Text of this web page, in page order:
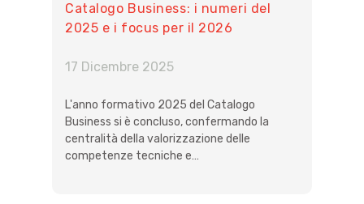
Catalogo Business: i numeri del
2025 e i focus per il 2026
17 Dicembre 2025
L'anno formativo 2025 del Catalogo
Business si è concluso, confermando la
centralità della valorizzazione delle
competenze tecniche e…